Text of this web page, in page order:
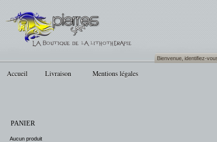
Bienvenue,identifiez-
Accueil Livraison Mentions légales
PANIER
Aucun produit